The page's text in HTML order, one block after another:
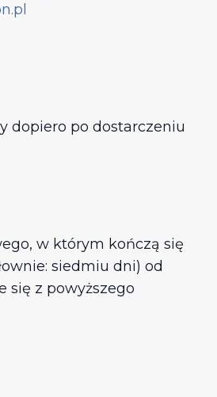
dopiero po dostarczeniu
w którym kończą się
siedmiu dni) od
się z powyższego